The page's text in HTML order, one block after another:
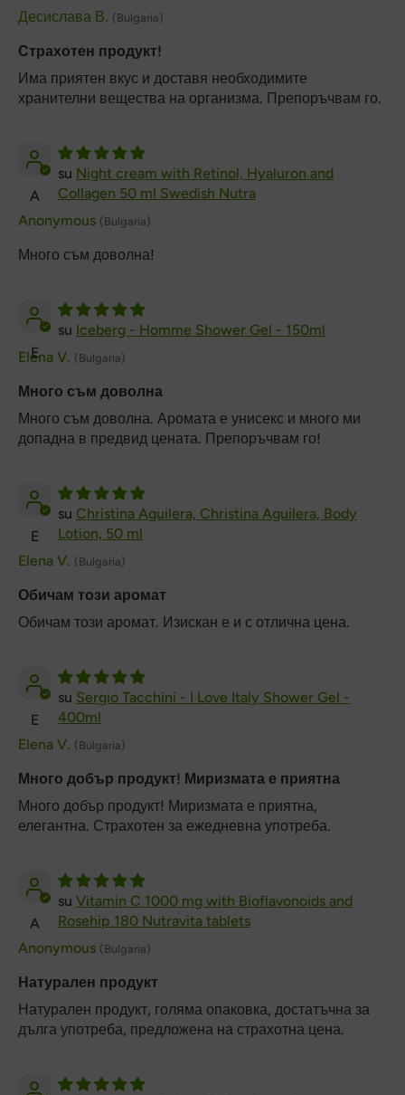
ml/
Десислава В. (Bulgaria)
Страхотен продукт!
Има приятен вкус и доставя необходимите
хранителни вещества на организма. Препоръчвам го.
A
Night cream with Retinol, Hyaluron and
Collagen 50 ml Swedish Nutra
Anonymous (Bulgaria)
Много съм доволна!
E
Iceberg - Homme Shower Gel - 150ml
Elena V. (Bulgaria)
Много съм доволна
Много съм доволна. Аромата е унисекс и много ми
допадна в предвид цената. Препоръчвам го!
E
Christina Aguilera, Christina Aguilera, Body
Lotion, 50 ml
Elena V. (Bulgaria)
Обичам този аромат
Обичам този аромат. Изискан е и с отлична цена.
E
Sergio Tacchini - I Love Italy Shower Gel -
400ml
Elena V. (Bulgaria)
Много добър продукт! Миризмата е приятна
Много добър продукт! Миризмата е приятна,
елегантна. Страхотен за ежедневна употреба.
A
Vitamin C 1000 mg with Bioflavonoids and
Rosehip 180 Nutravita tablets
Anonymous (Bulgaria)
Натурален продукт
Натурален продукт, голяма опаковка, достатъчна за
дълга употреба, предложена на страхотна цена.